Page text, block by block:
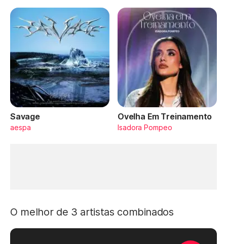
Savage
aespa
Ovelha Em Treinamento
Isadora Pompeo
O melhor de 3 artistas combinados